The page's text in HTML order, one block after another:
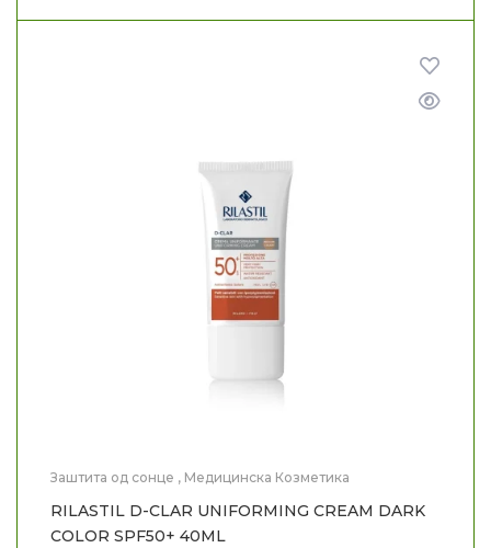
Заштита од сонце , Медицинска Козметика
RILASTIL D-CLAR UNIFORMING CREAM DARK
COLOR SPF50+ 40ML